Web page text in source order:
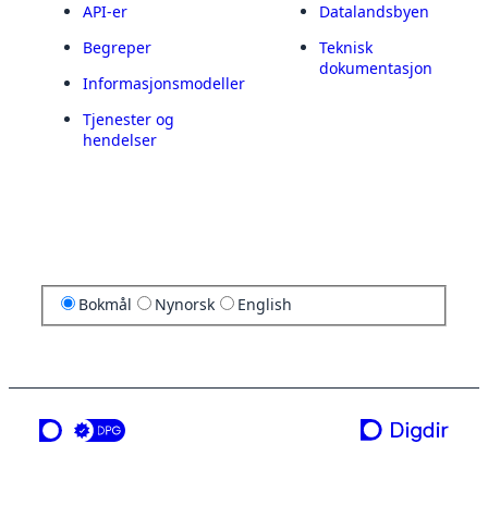
API-er
Begreper
Informasjonsmodeller
Tjenester og
hendelser
Datalandsbyen
Teknisk
dokumentasjon
Bokmål Nynorsk English